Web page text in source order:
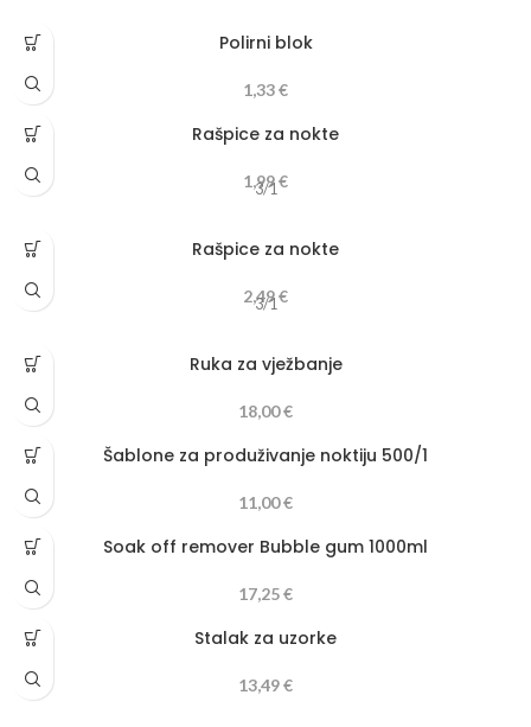
Glava
Set od 6 dijamantskih brusilica sa 6 krajnjih kapaka
Pedalica za upravljanje
Polirni blok
1,33€
Rašpice za nokte
1,99€
3/1
Rašpice za nokte
2,49€
3/1
Ruka za vježbanje
18,00€
Šablone za produživanje noktiju 500/1
11,00€
Soak off remover Bubble gum 1000ml
17,25€
Stalak za uzorke
13,49€